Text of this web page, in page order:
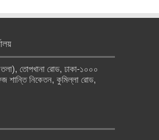
তোপখানা রোড, ঢাকা-১০০০
শান্তি নিকেতন, কুমিল্লা রোড,